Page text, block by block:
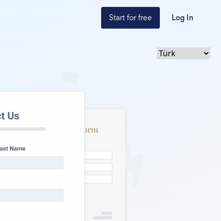
Start for free Log In